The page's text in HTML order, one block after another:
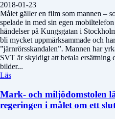
2018-01-23
Målet gäller en film som mannen –
spelade in med sin egen
händelser på Kungsgatan i
bli mycket uppmärksammade och
”järnrörsskandalen”. Mannen har
SVT är skyldigt att betala ersättning
bilder...
Läs
Mark- och miljödomstolen
regeringen i målet om ett